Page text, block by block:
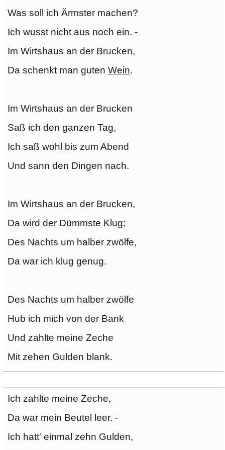
Was soll ich Ärmster machen?
Ich wusst nicht aus noch ein. -
Im Wirtshaus an der Brucken,
Da schenkt man guten Wein.
Im Wirtshaus an der Brucken
Saß ich den ganzen Tag,
Ich saß wohl bis zum Abend
Und sann den Dingen nach.
Im Wirtshaus an der Brucken,
Da wird der Dümmste Klug;
Des Nachts um halber zwölfe,
Da war ich klug genug.
Des Nachts um halber zwölfe
Hub ich mich von der Bank
Und zahlte meine Zeche
Mit zehen Gulden blank.
Ich zahlte meine Zeche,
Da war mein Beutel leer. -
Ich hatt′ einmal zehn Gulden,